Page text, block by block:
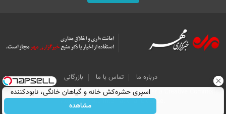
درباره ما تماس با ما
بازرگانی
All Content by Mehr News Agency is licensed under a Creative Commons
Attribution 4.0 International License.
اسپری حشره‌کش خانه و گیاهان خانگی، نابودکننده
انواع حشرات خانگی و آفات
مشاهده